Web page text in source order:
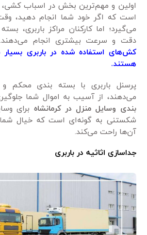
اولین و مهم‌ترین بخش در اسباب کشی،
است که اگر خود شما انجام دهید،
می‌گیرد؛ اما کارکنان مراکز باربری،
دقت و سرعت بیشتری انجام می‌دهند.
کش‌های استفاده شده در باربری
هستند.
پرسنل باربری با بسته بندی محکم
می‌دهند، از آسیب به اموال شما
بندی وسایل منزل در کرمانشاه برای
شکستنی به گونه‌ای است که خیال شما
آن‌ها راحت می‌کند.
جداسازی اثاثیه در باربری